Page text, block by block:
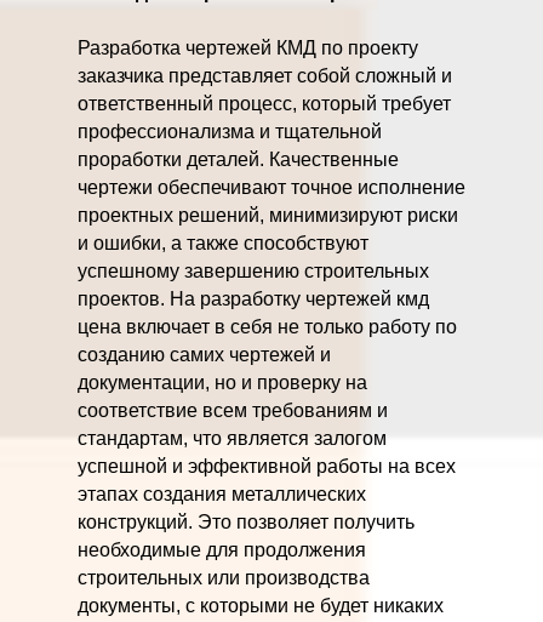
Разработка чертежей КМД по проекту
заказчика представляет собой сложный и
ответственный процесс, который требует
профессионализма и тщательной
проработки деталей. Качественные
чертежи обеспечивают точное исполнение
проектных решений, минимизируют риски
и ошибки, а также способствуют
успешному завершению строительных
проектов. На разработку чертежей кмд
цена включает в себя не только работу по
созданию самих чертежей и
документации, но и проверку на
соответствие всем требованиям и
стандартам, что является залогом
успешной и эффективной работы на всех
этапах создания металлических
конструкций. Это позволяет получить
необходимые для продолжения
строительных или производства
документы, с которыми не будет никаких